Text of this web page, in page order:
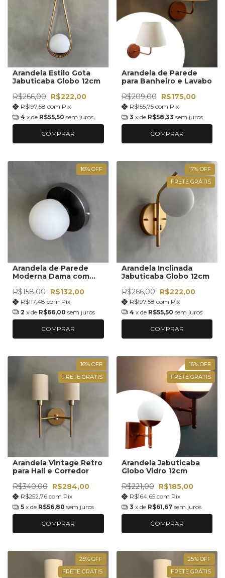
Arandela Estilo Gota
Jabuticaba Globo 12cm
R$266,00 R$222,00
R$197,58 com Pix
4 x de R$55,50 sem juros
COMPRAR
Arandela de Parede
para Banheiro e Lavabo
R$209,00 R$175,00
R$155,75 com Pix
3 x de R$58,33 sem juros
COMPRAR
16% OFF
Arandela de Parede
Moderna Dama com
Decoração Sala,
Corredor, lavabo,
Quarto
R$158,00 R$132,00
R$117,48 com Pix
2 x de R$66,00 sem juros
COMPRAR
17% OFF
FRETE GRÁTIS
Arandela Inclinada
Jabuticaba Globo 12cm
R$266,00 R$222,00
R$197,58 com Pix
4 x de R$55,50 sem juros
COMPRAR
16% OFF
FRETE GRÁTIS
Arandela Vintage Retro
para Hall e Corredor
R$340,00 R$284,00
R$252,76 com Pix
5 x de R$56,80 sem juros
COMPRAR
16% OFF
FRETE GRÁTIS
Arandela Jabuticaba
Globo Vidro 12cm
R$221,00 R$185,00
R$164,65 com Pix
3 x de R$61,67 sem juros
COMPRAR
25% OFF
FRETE GRÁTIS
25% OFF
FRETE GRÁTIS